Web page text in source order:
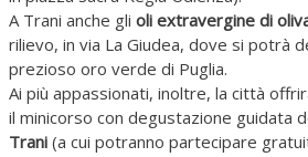
A Trani anche gli oli extravergine di
rilievo, in via La Giudea, dove si potrà
prezioso oro verde di Puglia.
Ai più appassionati, inoltre, la città
il minicorso con degustazione guidata
Trani (a cui potranno partecipare